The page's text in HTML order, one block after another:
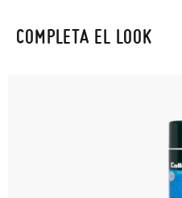
COMPLETA EL LOOK